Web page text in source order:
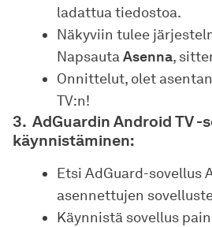
ladattua tiedostoa.
Näkyviin tulee
NapsautaAsenna,
Onnittelut, olet
TV:n!
AdGuardin Android TV -
käynnistäminen:
Etsi AdGuard-sovellus
asennettujen
Käynnistä sovellus